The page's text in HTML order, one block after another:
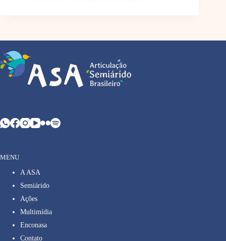
MENU
A ASA
Semiárido
Ações
Multimídia
Enconasa
Contato